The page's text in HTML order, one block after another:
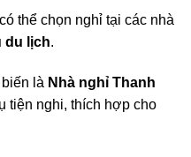
thể chọn nghỉ tại các nhà
du lịch.
là Nhà nghỉ Thanh
tiện nghi, thích hợp cho